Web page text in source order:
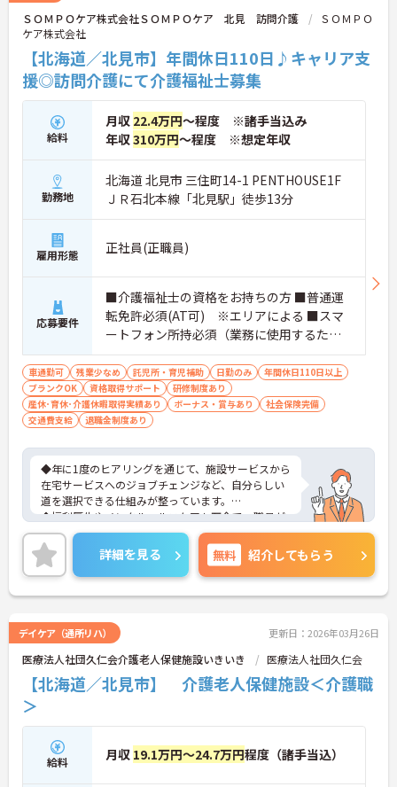
ＳＯＭＰＯケア株式会社ＳＯＭＰＯケア 北見 訪問介護
ＳＯＭＰＯ
ケア株式会社
【北海道／北見市】年間休日110日♪キャリア支
援◎訪問介護にて介護福祉士募集
給料
月収 22.4万円～程度 ※諸手当込み
年収310万円～程度 ※想定年収
勤務地
北海道 北見市 三住町14-1 PENTHOUSE1F
ＪＲ石北本線「北見駅」徒歩13分
雇用形態 正社員(正職員)
応募要件
■介護福祉士の資格をお持ちの方 ■普通運
転免許必須(AT可) ※エリアによる ■スマ
ートフォン所持必須（業務に使用するた
め） ※ブランク可
車通勤可 残業少なめ 託児所・育児補助 日勤のみ
年間休日110日以上
ブランクOK
資格取得サポート
研修制度あり
産休･育休･介護休暇取得実績あり
ボーナス・賞与あり
社会保険完備
交通費支給
退職金制度あり
◆年に1度のヒアリングを通じて、施設サービスから
在宅サービスへのジョブチェンジなど、自分らしい
道を選択できる仕組みが整っています。
◆福利厚生やメンタルヘルスケアも万全で、職員が
心身ともに健康で、長く誇りを持って働ける環境づ
くりを追求している法人です。
◆入社後は研修施設での座学に加え、現場では先輩
社員との同行訪問（OJT）で実務をしっかり学べま
す。久しぶりのお仕事復帰で不安な方でも、自信を
す。
◆ライフサポートも手厚く、育児休業は最長3年間
取得可能で、復職後もお子さんが9歳になるまで時
短勤務が選べるなど、子育てと仕事の両立を強力に
バックアップします。
詳細を見る 無料 紹介してもらう
デイケア（通所リハ） 更新日：2026年03月26日
医療法人社団久仁会介護老人保健施設いきいき 医療法人社団久仁会
【北海道／北見市】 介護老人保健施設＜介護職
＞
給料 月収 19.1万円～24.7万円程度（諸手当込）